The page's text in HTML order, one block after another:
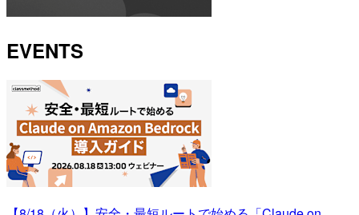
EVENTS